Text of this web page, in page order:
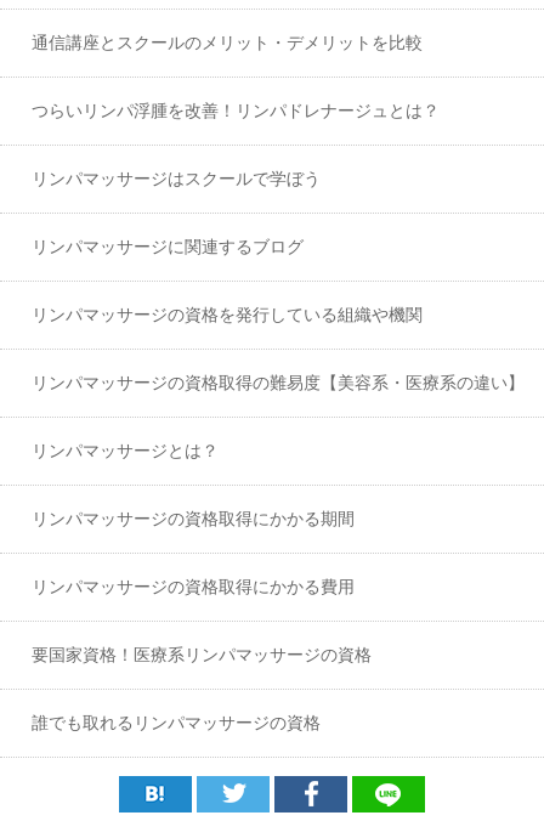
通信講座とスクールのメリット・デメリットを比較
つらいリンパ浮腫を改善！リンパドレナージュとは？
リンパマッサージはスクールで学ぼう
リンパマッサージに関連するブログ
リンパマッサージの資格を発行している組織や機関
リンパマッサージの資格取得の難易度【美容系・医療系の違い】
リンパマッサージとは？
リンパマッサージの資格取得にかかる期間
リンパマッサージの資格取得にかかる費用
要国家資格！医療系リンパマッサージの資格
誰でも取れるリンパマッサージの資格